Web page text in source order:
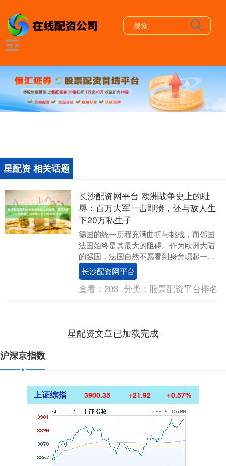
星配资 相关话题
长沙配资网平台 欧洲战争史上的耻
辱：百万大军一击即溃，还与敌人生
下20万私生子
德国的统一历程充满曲折与挑战，而邻国
法国始终是其最大的阻碍。作为欧洲大陆
的强国，法国自然不愿看到身旁崛起一个
强劲对手来争夺主导权。对法国来说，一
个分裂弱小的德国....
长沙配资网平台
查看： 203 分类： 股票配资平台排名
星配资文章已加载完成
沪深京指数
上证综指 3900.35 +21.92 +0.57%